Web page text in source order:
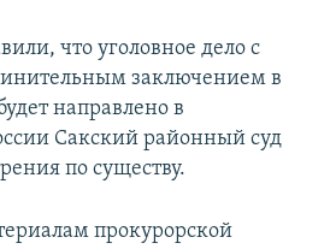
что уголовное дело с
заключением в
направлено в
Сакский районный суд
по существу.
прокурорской